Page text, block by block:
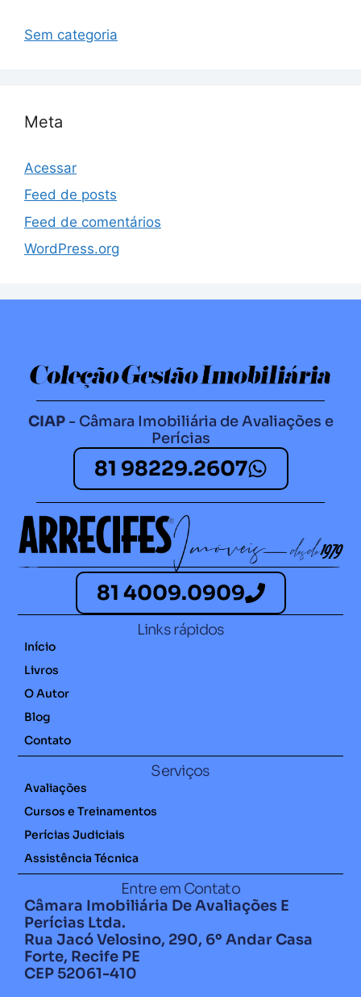
Sem categoria
Meta
Acessar
Feed de posts
Feed de comentários
WordPress.org
CIAP- Câmara Imobiliária de Avaliações e
Perícias
81 98229.2607​
81 4009.0909
Links rápidos
Início
Livros
O Autor
Blog
Contato
Serviços
Avaliações
Cursos e Treinamentos
Perícias Judiciais
Assistência Técnica
Entre em Contato
Câmara Imobiliária De Avaliações E
Perícias Ltda.
Rua Jacó Velosino, 290, 6º Andar Casa
Forte, Recife PE
CEP 52061-410